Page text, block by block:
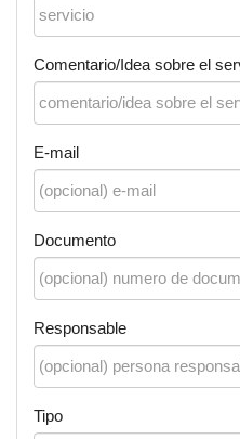
Comentario/Idea sobre el
E-mail
Documento
Responsable
Tipo